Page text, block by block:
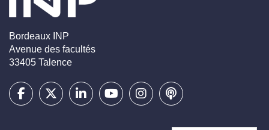
Bordeaux INP
Avenue des facultés
33405 Talence